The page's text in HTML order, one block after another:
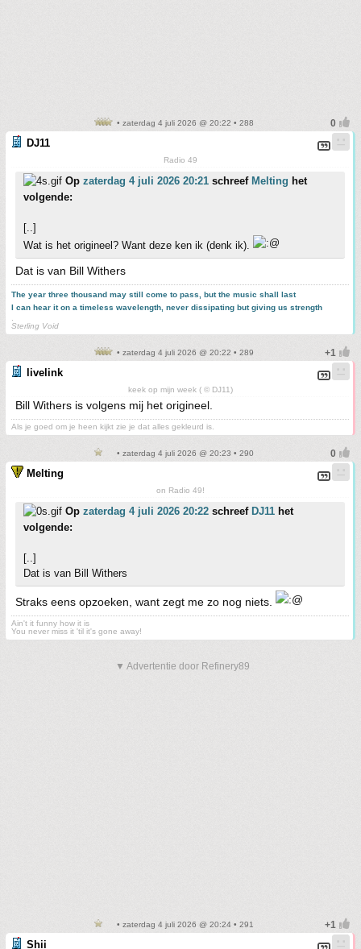
• zaterdag 4 juli 2026 @ 20:22 • 288
DJ11
Radio 49
Op zaterdag 4 juli 2026 20:21 schreef Melting het
volgende:
[..]
Wat is het origineel? Want deze ken ik (denk ik).
Dat is van Bill Withers
The year three thousand may still come to pass, but the music shall last
I can hear it on a timeless wavelength, never dissipating but giving us strength
Sterling Void
• zaterdag 4 juli 2026 @ 20:22 • 289
livelink
keek op mijn week ( © DJ11)
Bill Withers is volgens mij het origineel.
Als je goed om je heen kijkt zie je dat alles gekleurd is.
• zaterdag 4 juli 2026 @ 20:23 • 290
Melting
on Radio 49!
Op zaterdag 4 juli 2026 20:22 schreef DJ11 het
volgende:
[..]
Dat is van Bill Withers
Straks eens opzoeken, want zegt me zo nog niets.
Ain't it funny how it is
You never miss it 'til it's gone away!
▼ Advertentie door Refinery89
• zaterdag 4 juli 2026 @ 20:24 • 291
Shii